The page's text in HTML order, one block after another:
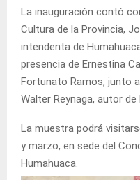
La inauguración contó
Cultura de la Provincia,
intendenta de
presencia de Ernestina
Fortunato Ramos, junto
Walter Reynaga, autor de
La muestra podrá
y marzo, en sede del
Humahuaca.